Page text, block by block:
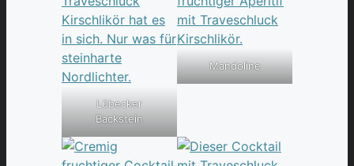
Lübecker
Backstein
Mandoline